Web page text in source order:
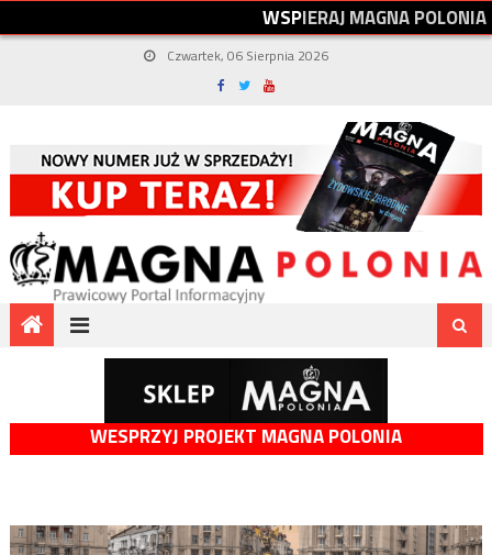
WSPIERAJMAGNAPOLONIA
Czwartek, 06 Sierpnia 2026
WESPRZYJ PROJEKT MAGNA POLONIA